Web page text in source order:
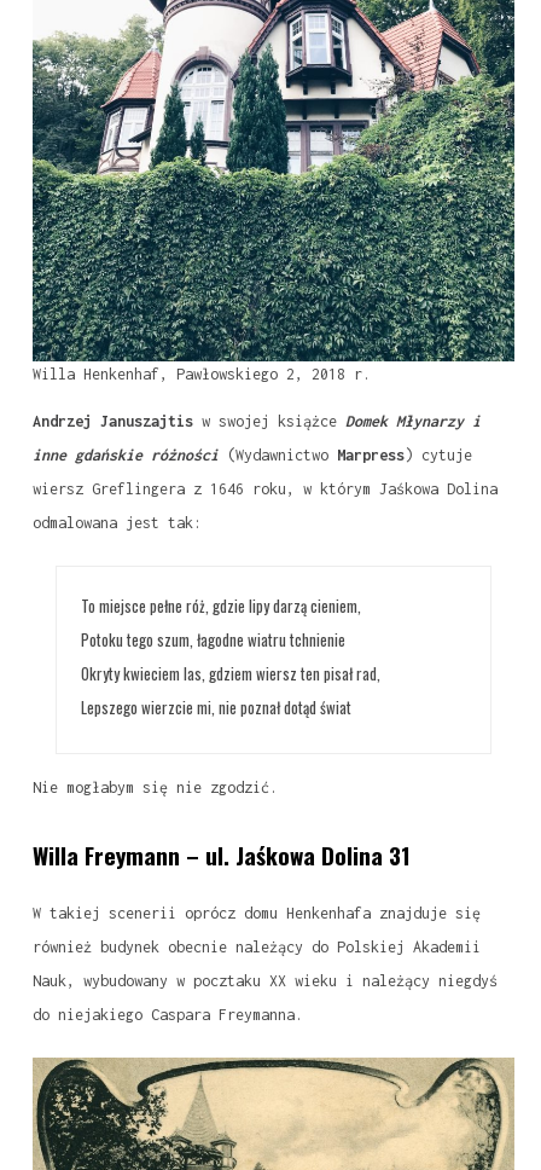
Willa Henkenhaf, Pawłowskiego 2, 2018 r.
Andrzej Januszajtisw swojej książce Domek Młynarzy i
inne gdańskie różności(Wydawnictwo Marpress) cytuje
wiersz Greflingera z 1646 roku, w którym Jaśkowa Dolina
odmalowana jest tak:
To miejsce pełne róż, gdzie lipy darzą cieniem,
Potoku tego szum, łagodne wiatru tchnienie
Okryty kwieciem las, gdziem wiersz ten pisał rad,
Lepszego wierzcie mi, nie poznał dotąd świat
Nie mogłabym się nie zgodzić.
Willa Freymann – ul. Jaśkowa Dolina 31
W takiej scenerii oprócz domu Henkenhafa znajduje się
również budynek obecnie należący do Polskiej Akademii
Nauk, wybudowany w pocztaku XX wieku i należący niegdyś
do niejakiego Caspara Freymanna.